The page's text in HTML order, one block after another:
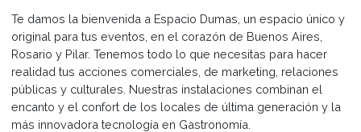
Corporativo
Te damos la bienvenida a Espacio Dumas, un espacio
original para tus eventos, en el corazón de Buenos Aires,
Rosario y Pilar. Tenemos todo lo que necesitas para